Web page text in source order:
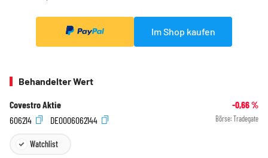
Im Shop kaufen
Behandelter Wert
Covestro Aktie -0,66%
606214
DE0006062144 Börse: Tradegate
Watchlist